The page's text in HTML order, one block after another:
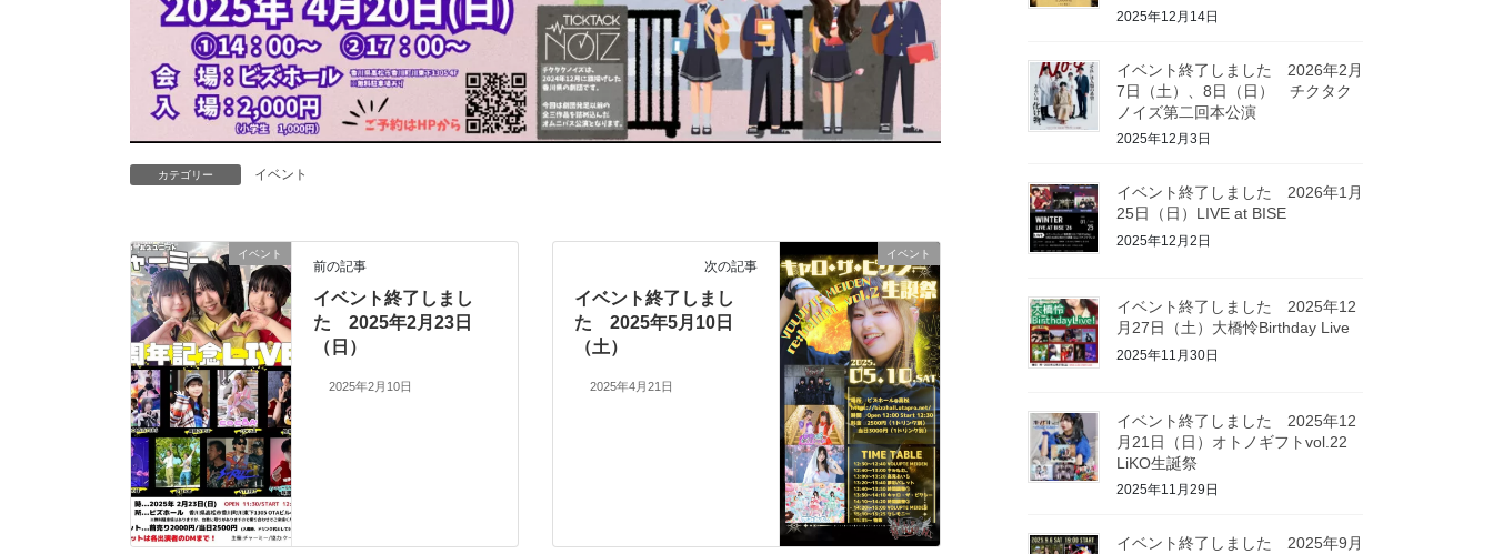
カテゴリー イベント
イベント
前の記事
イベント終了しまし
た 2025年2月23日
（日）
2025年2月10日
イベント
次の記事
イベント終了しまし
た 2025年5月10日
（土）
2025年4月21日
2025年12月14日
イベント終了しました 2026年2月
7日（土）、8日（日） チクタク
ノイズ第二回本公演
2025年12月3日
イベント終了しました 2026年1月
25日（日）LIVE at BISE
2025年12月2日
イベント終了しました 2025年12
月27日（土）大橋怜Birthday Live
2025年11月30日
イベント終了しました 2025年12
月21日（日）オトノギフトvol.22
LiKO生誕祭
2025年11月29日
イベント終了しました 2025年9月